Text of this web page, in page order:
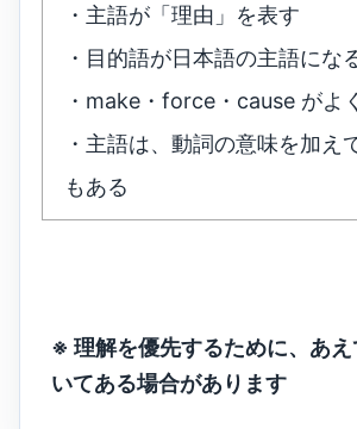
・主語が「理由」を表す
・目的語が日本語の主語にな
・make・force・cause がよ
・主語は、動詞の意味を加え
もある
※ 理解を優先するために、あ
いてある場合があります